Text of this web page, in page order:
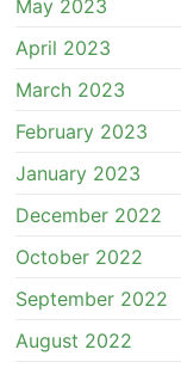
May 2023
April 2023
March 2023
February 2023
January 2023
December 2022
October 2022
September 2022
August 2022